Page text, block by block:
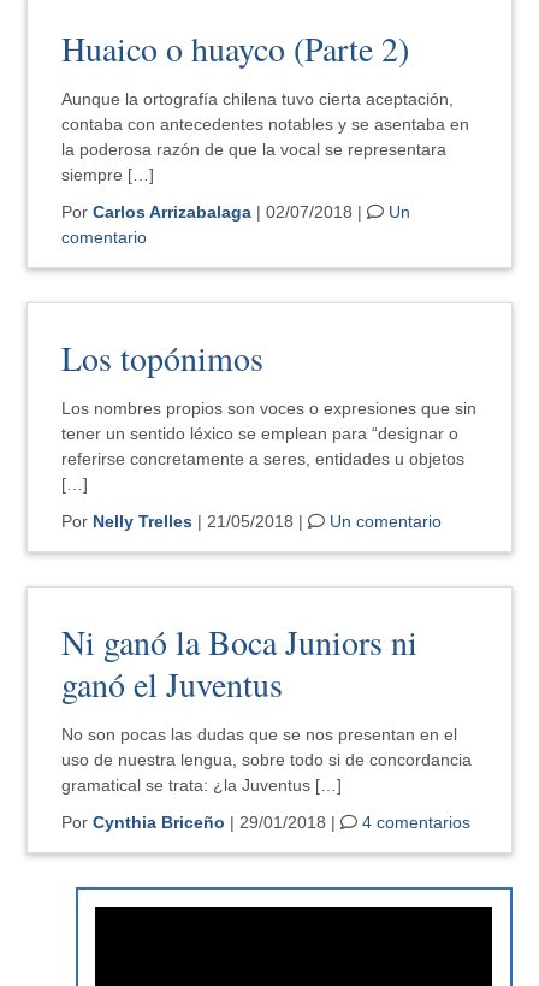
Huaico o huayco (Parte 2)
Aunque la ortografía chilena tuvo cierta aceptación,
contaba con antecedentes notables y se asentaba en
la poderosa razón de que la vocal se representara
siempre […]
PorCarlos Arrizabalaga | 02/07/2018 |
Un
comentario
Los topónimos
Los nombres propios son voces o expresiones que sin
tener un sentido léxico se emplean para “designar o
referirse concretamente a seres, entidades u objetos
[…]
Por Nelly Trelles | 21/05/2018 | Un comentario
Ni ganó la Boca Juniors ni
ganó el Juventus
No son pocas las dudas que se nos presentan en el
uso de nuestra lengua, sobre todo si de concordancia
gramatical se trata: ¿la Juventus […]
PorCynthia Briceño | 29/01/2018 | 4 comentarios